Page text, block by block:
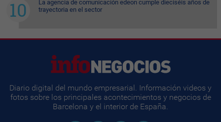
La agencia de comunicación edeon cumple dieciséis años de
trayectoria en el sector
Diario digital del mundo empresarial. Información videos y
fotos sobre los principales acontecimientos y negocios de
Barcelona y el interior de España.